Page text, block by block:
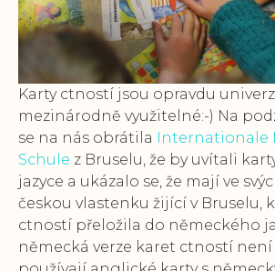
Karty ctností jsou opravdu
mezinárodně využitelné:-) Na
se na nás obrátila Internationale
Schule z Bruselu, že by uvítali
jazyce a ukázalo se, že mají ve
českou vlastenku žijící v Bruselu,
ctností přeložila do německého
německá verze karet ctností